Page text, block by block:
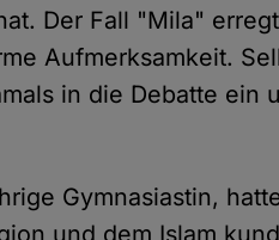
Der Fall "Mila"
Aufmerksamkeit.
in die Debatte ein
Gymnasiastin,